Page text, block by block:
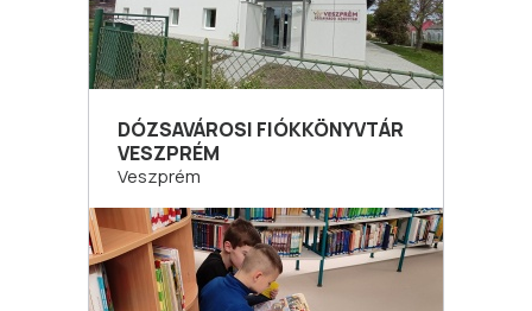
DÓZSAVÁROSI FIÓKKÖNYVTÁR
VESZPRÉM
Veszprém